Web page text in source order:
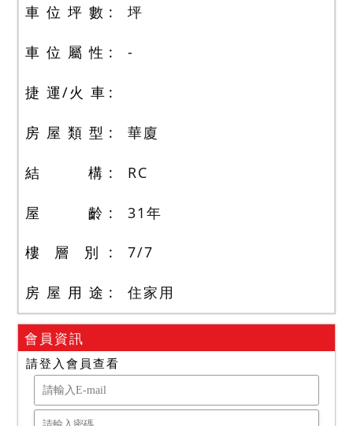
車 位 坪 數 坪
車 位 屬 性 -
捷 運/火 車
房 屋 類 型 華廈
結 構 RC
屋 齡 31 年
樓 層 別 7/7
房 屋 用 途 住家用
會員資訊
請登入會員查看